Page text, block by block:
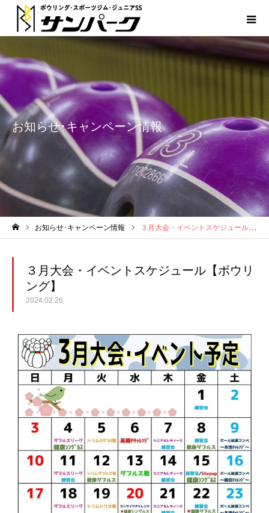
お知らせ･キャンペーン情報
お知らせ･キャンペーン情報 ３月大会・イベントスケジュール【ボウリング】
３月大会・イベントスケジュール【ボウリ
ング】
2024.02.26